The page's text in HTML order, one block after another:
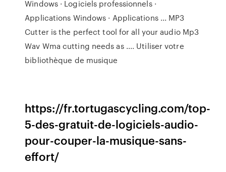
Windows · Logiciels professionnels ·
Applications Windows · Applications ... MP3
Cutter is the perfect tool for all your audio Mp3
Wav Wma cutting needs as .... Utiliser votre
bibliothèque de musique
https://fr.tortugascycling.com/top-
5-des-gratuit-de-logiciels-audio-
pour-couper-la-musique-sans-
effort/